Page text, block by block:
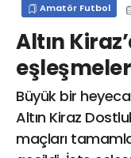
Amatör Futbol
Altın
Büyük bir
Altın Kiraz
maçları